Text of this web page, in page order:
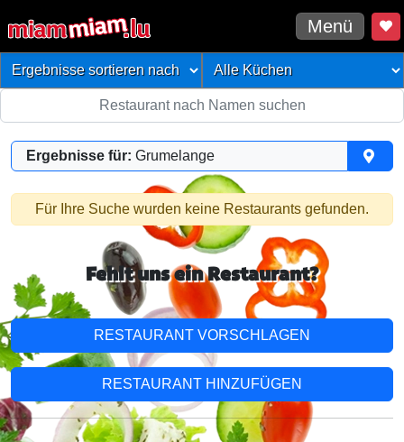
Menü
Ergebnisse für: Grumelange
Für Ihre Suche wurden keine Restaurants gefunden.
Fehlt uns ein Restaurant?
RESTAURANT VORSCHLAGEN
RESTAURANT HINZUFÜGEN